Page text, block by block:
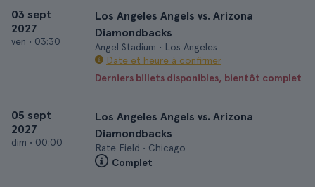
03 sept
2027
ven • 03:30
Los Angeles Angels vs. Arizona
Diamondbacks
Angel Stadium • Los Angeles
Date et heure à confirmer
Derniers billets disponibles, bientôt complet
05 sept
2027
dim • 00:00
Los Angeles Angels vs. Arizona
Diamondbacks
Rate Field • Chicago
Complet